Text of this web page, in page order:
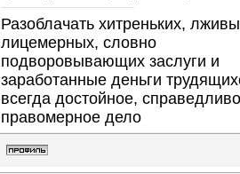
Разоблачать хитреньких,
лицемерных, словно
подворовывающих заслуги и
заработанные деньги
всегда достойное,
правомерное дело